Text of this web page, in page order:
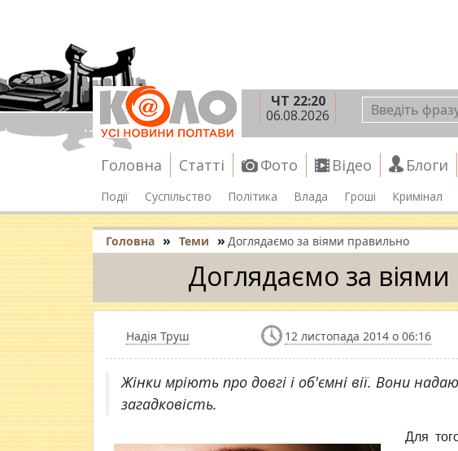
ЧТ 22:20
06.08.2026
Головна Статті Фото Відео Блоги
Події Суспільство Політика Влада Гроші Кримінал
Головна » Теми » Доглядаємо за віями правильно
Доглядаємо за
Надія Труш 12 листопада 2014 о 06:16
Жінки мріють про довгі і об'ємні вії. Вони
загадковість.
Для